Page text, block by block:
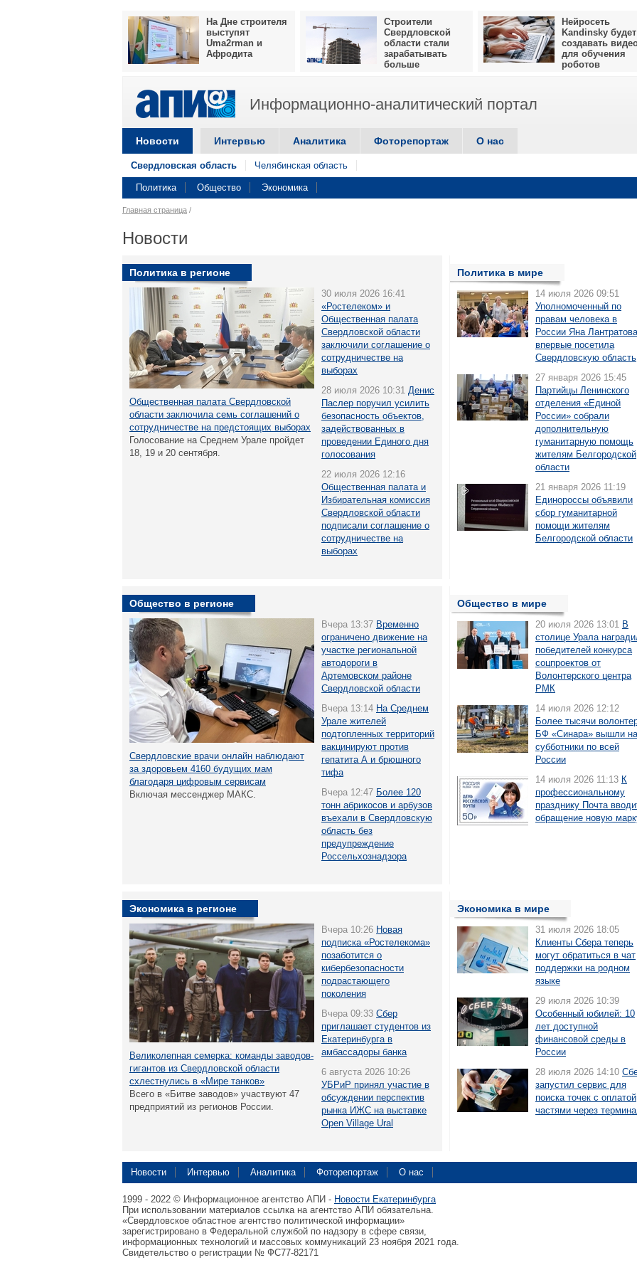
На Дне строителя
выступят
Uma2rman и
Афродита
Строители
Свердловской
области стали
зарабатывать
больше
Нейросеть
Kandinsky будет
создавать
для обучения
роботов
Информационно-аналитический портал
Новости Интервью Аналитика Фоторепортаж О нас
Свердловская область Челябинская область
Политика Общество Экономика
Главная страница /
Новости
Политика в регионе
Общественная палата Свердловской
области заключила семь соглашений о
сотрудничестве на предстоящих выборах
Голосование на Среднем Урале пройдет
18, 19 и 20 сентября.
30 июля 2026 16:41
«Ростелеком» и
Общественная палата
Свердловской области
заключили соглашение о
сотрудничестве на
выборах
28 июля 2026 10:31 Денис
Паслер поручил усилить
безопасность объектов,
задействованных в
проведении Единого дня
голосования
22 июля 2026 12:16
Общественная палата и
Избирательная комиссия
Свердловской области
подписали соглашение о
сотрудничестве на
выборах
Политика в мире
14 июля 2026 09:51
Уполномоченный по
правам человека в
России Яна Лантратова
впервые посетила
Свердловскую область
27 января 2026 15:45
Партийцы Ленинского
отделения «Единой
России» собрали
дополнительную
гуманитарную помощь
жителям Белгородской
области
21 января 2026 11:19
Единороссы объявили
сбор гуманитарной
помощи жителям
Белгородской области
Общество в регионе
Свердловские врачи онлайн наблюдают
за здоровьем 4160 будущих мам
благодаря цифровым сервисам
Включая мессенджер МАКС.
Вчера 13:37 Временно
ограничено движение на
участке региональной
автодороги в
Артемовском районе
Свердловской области
Вчера 13:14 На Среднем
Урале жителей
подтопленных территорий
вакцинируют против
гепатита А и брюшного
тифа
Вчера 12:47 Более 120
тонн абрикосов и арбузов
въехали в Свердловскую
область без
предупреждение
Россельхознадзора
Общество в мире
20 июля 2026 13:01 В
столице Урала
победителей конкурса
соцпроектов от
Волонтерского центра
РМК
14 июля 2026 12:12
Более тысячи
БФ «Синара» вышли на
субботники по всей
России
14 июля 2026 11:13 К
профессиональному
празднику Почта
обращение новую
Экономика в регионе
Великолепная семерка: команды заводов-
гигантов из Свердловской области
схлестнулись в «Мире танков»
Всего в «Битве заводов» участвуют 47
предприятий из регионов России.
Вчера 10:26 Новая
подписка «Ростелекома»
позаботится о
кибербезопасности
подрастающего
поколения
Вчера 09:33 Сбер
приглашает студентов из
Екатеринбурга в
амбассадоры банка
6 августа 2026 10:26
УБРиР принял участие в
обсуждении перспектив
рынка ИЖС на выставке
Open Village Ural
Экономика в мире
31 июля 2026 18:05
Клиенты Сбера теперь
могут обратиться в чат
поддержки на родном
языке
29 июля 2026 10:39
Особенный юбилей: 10
лет доступной
финансовой среды в
России
28 июля 2026 14:10
запустил сервис для
поиска точек с оплатой
частями через
Новости Интервью Аналитика Фоторепортаж О нас
1999 - 2022 © Информационное агентство АПИ - Новости Екатеринбурга
При использовании материалов ссылка на агентство АПИ обязательна.
«Свердловское областное агентство политической информации»
зарегистрировано в Федеральной службой по надзору в сфере связи,
информационных технологий и массовых коммуникаций 23 ноября 2021 года.
Свидетельство о регистрации № ФС77-82171